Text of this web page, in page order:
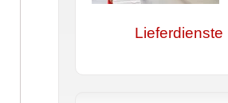
Lieferdienste